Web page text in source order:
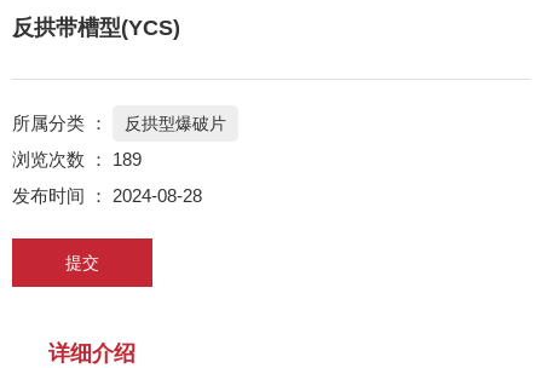
反拱带槽型(YCS)
所属分类 ： 反拱型爆破片
浏览次数 ： 189
发布时间 ： 2024-08-28
提交
详细介绍